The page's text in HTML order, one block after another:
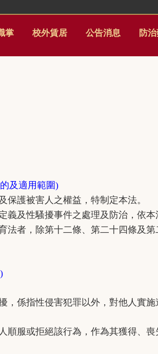
掌 校外賃居 公告消息 防
及適用範圍)
護被害人之權益，特制定本法。
及性騷擾事件之處理及防治，依本
法者，除第十二條、第二十四條及第
)
係指性侵害犯罪以外，對他人實施
或拒絕該行為，作為其獲得、喪